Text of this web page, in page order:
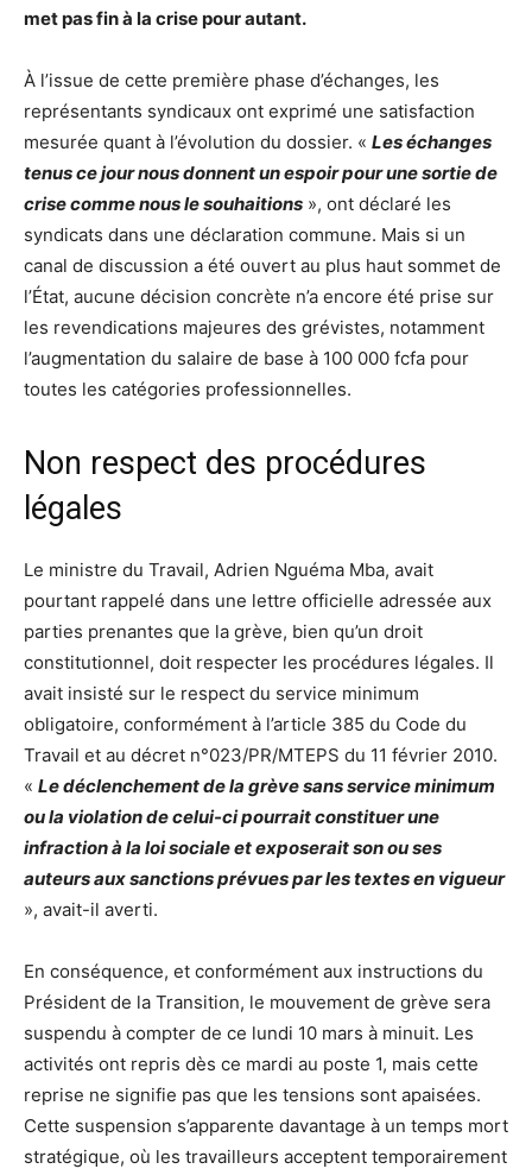
met pas fin à la crise pour autant.
À l’issue de cette première phase d’échanges, les
représentants syndicaux ont exprimé une satisfaction
mesurée quant à l’évolution du dossier. « Les échanges
tenus ce jour nous donnent un espoir pour une sortie de
crise comme nous le souhaitions », ont déclaré les
syndicats dans une déclaration commune. Mais si un
canal de discussion a été ouvert au plus haut sommet de
l’État, aucune décision concrète n’a encore été prise sur
les revendications majeures des grévistes, notamment
l’augmentation du salaire de base à 100 000 fcfa pour
toutes les catégories professionnelles.
Non respect des procédures
légales
Le ministre du Travail, Adrien Nguéma Mba, avait
pourtant rappelé dans une lettre officielle adressée aux
parties prenantes que la grève, bien qu’un droit
constitutionnel, doit respecter les procédures légales. Il
avait insisté sur le respect du service minimum
obligatoire, conformément à l’article 385 du Code du
Travail et au décret n°023/PR/MTEPS du 11 février 2010.
« Le déclenchement de la grève sans service minimum
ou la violation de celui-ci pourrait constituer une
infraction à la loi sociale et exposerait son ou ses
auteurs aux sanctions prévues par les textes en vigueur
», avait-il averti.
En conséquence, et conformément aux instructions du
Président de la Transition, le mouvement de grève sera
suspendu à compter de ce lundi 10 mars à minuit. Les
activités ont repris dès ce mardi au poste 1, mais cette
reprise ne signifie pas que les tensions sont apaisées.
Cette suspension s’apparente davantage à un temps mort
stratégique, où les travailleurs acceptent temporairement